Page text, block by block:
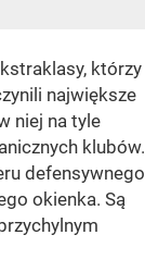
którzy
największe
niej na tyle
klubów.
defensywnego
okienka. Są